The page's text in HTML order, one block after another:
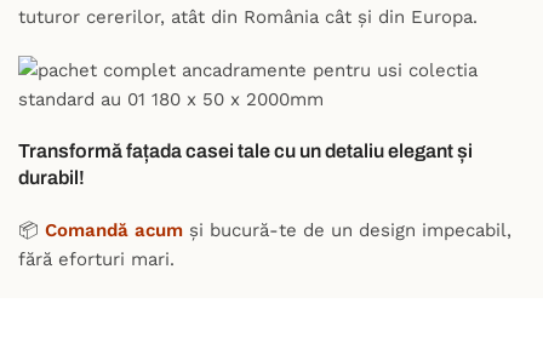
tuturor cererilor, atât din România cât și din Europa.
Transformă fațada casei tale cu un detaliu elegant și
durabil!
📦 Comandă acum și bucură-te de un design impecabil,
fără eforturi mari.